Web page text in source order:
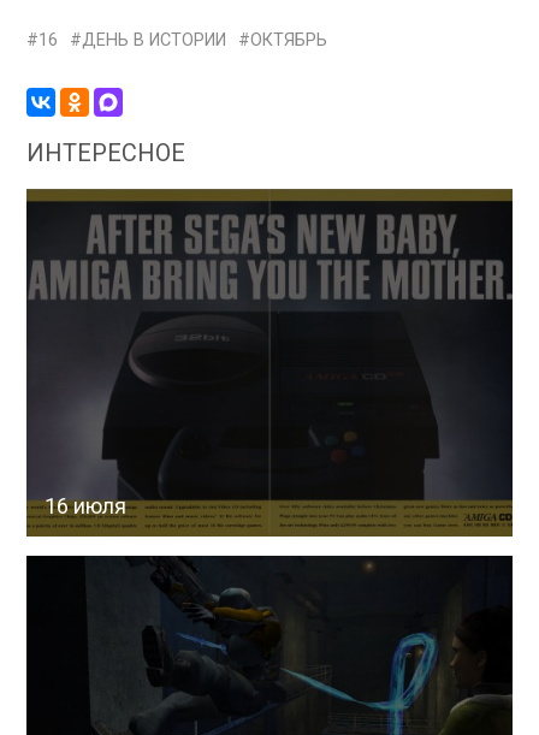
16 ДЕНЬ В ИСТОРИИ ОКТЯБРЬ
ИНТЕРЕСНОЕ
16 июля